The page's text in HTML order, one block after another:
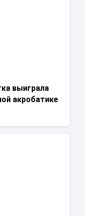
выиграла
акробатике